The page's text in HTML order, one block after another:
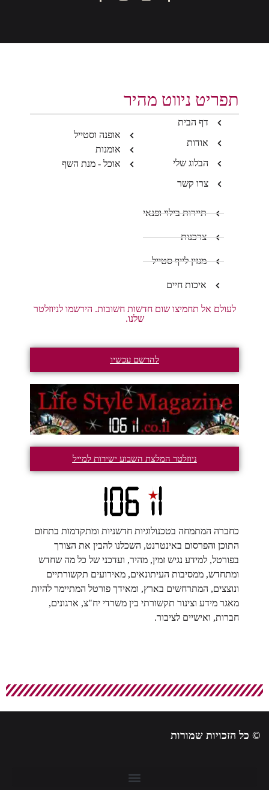
תפריט ניווט מהיר
דף הבית
אודות
הבלוג שלי
צרו קשר
אופנה וסטייל
אומנות
אוכל - מנת השף
תיירות בילוי ופנאי
צרכנות
מגזין לייף סטייל
איכות חיים
לעולם אל תחמיצו שום חדשות חשובות. הירשמו לניוזלטר
שלנו.
להרשם עכשיו
ניוזלטר המלצת השבוע ישירות למייל
כחברה המתמחה בטכנולוגיות חדשניות ומתקדמות בתחום
התוכן והפרסום באינטרנט, השכלנו להבין את הצורך
בפורטל, למידע נגיש זמין, מהיר, ועדכני של כל מה שחדש
ומתחדש, ממסיבות העיתונאים, מאירועים תקשורתיים
ונוצצים, המתרחשים בארץ, ומאידך פורטל המתיימר להיות
מאגר מידע וצינור תקשורתי בין משרדי יח"צ, ארגונים,
חברות, ואישיים לציבור.
© כל הזכויות שמורות